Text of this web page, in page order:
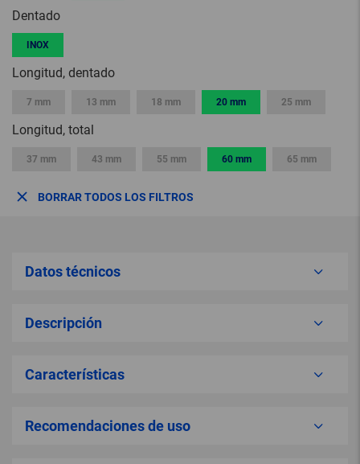
Dentado
INOX
Longitud, dentado
7 mm 13 mm 18 mm 20 mm 25 mm
Longitud, total
37 mm 43 mm 55 mm 60 mm 65 mm
BORRAR TODOS LOS FILTROS
Datos técnicos
Descripción
Características
Recomendaciones de uso